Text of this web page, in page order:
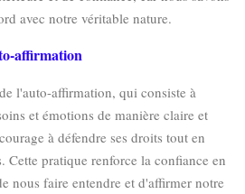
avec notre véritable nature.
affirmation
l'auto-affirmation, qui consiste à
et émotions de manière claire et
à défendre ses droits tout en
Cette pratique renforce la confiance en
nous faire entendre et d'affirmer notre